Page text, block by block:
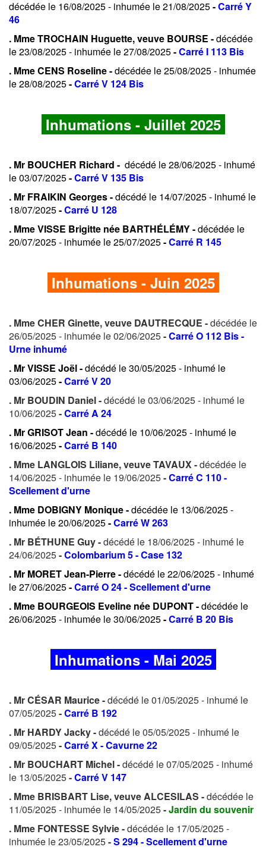
décédée le 16/08/2025 - inhumée le 21/08/2025-Carré Y
46
. Mme TROCHAIN Huguette, veuve BOURSE -décédée
le 23/08/2025 - inhumée le 27/08/2025-Carré I 113 Bis
. Mme CENS Roseline -décédée le 25/08/2025 - inhumée
le 28/08/2025-Carré V 124 Bis
Inhumations - Juillet 2025
. Mr BOUCHER Richard - décédé le 28/06/2025 - inhumé
le 03/07/2025-Carré V 135 Bis
. Mr FRAIKIN Georges -décédé le 14/07/2025 - inhumé le
18/07/2025-Carré U 128
. Mme VISSE Brigitte née BARTHÉLÉMY -décédée le
20/07/2025 - inhumée le 25/07/2025-Carré R 145
Inhumations - Juin 2025
. Mme CHER Ginette, veuve DAUTRECQUE -décédée le
26/05/2025 - inhumée le 02/06/2025-Carré O 112 Bis -
Urne inhumé
. Mr VISSE Joël -décédé le 30/05/2025 - inhumé le
03/06/2025-Carré V 20
. Mr BOUDIN Daniel -décédé le 03/06/2025 - inhumé le
10/06/2025-Carré A 24
. Mr GRISOT Jean -décédé le 10/06/2025 - inhumé le
16/06/2025-Carré B 140
. Mme LANGLOIS Liliane, veuve TAVAUX -décédée le
14/06/2025 - inhumée le 19/06/2025-Carré C 110 -
Scellement d'urne
. Mme DOBIGNY Monique -décédée le 13/06/2025 -
inhumée le 20/06/2025-Carré W 263
. Mr BÉTHUNE Guy -décédé le 18/06/2025 - inhumé le
24/06/2025-Colombarium 5 - Case 132
. Mr MORET Jean-Pierre -décédé le 22/06/2025 - inhumé
le 27/06/2025-Carré O 24 - Scellement d'urne
. Mme BOURGEOIS Eveline née DUPONT -décédée le
26/06/2025 - inhumée le 30/06/2025-Carré B 20 Bis
Inhumations - Mai 2025
. Mr CÉSAR Maurice -décédé le 01/05/2025 - inhumé le
07/05/2025-Carré B 192
. Mr HARDY Jacky -décédé le 05/05/2025 - inhumé le
09/05/2025-Carré X - Cavurne 22
. Mr BOUCHART Michel -décédé le 07/05/2025 - inhumé
le 13/05/2025-Carré V 147
. Mme BRISBART Lise, veuve ALCESILAS -décédée le
11/05/2025 - inhumée le 14/05/2025-Jardin du souvenir
. Mme FONTESSE Sylvie -décédée le 17/05/2025 -
inhumée le 23/05/2025-S 294 - Scellement d'urne